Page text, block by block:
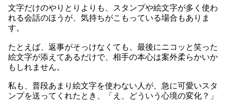
文字だけのやりとりよりも、スタンプや絵文字が多く使わ
れる会話のほうが、気持ちがこもっている場合もありま
す。
たとえば、返事がそっけなくても、最後にニコッと笑った
絵文字が添えてあるだけで、相手の本心は案外柔らかいか
もしれません。
私も、普段あまり絵文字を使わない人が、急に可愛いスタ
ンプを送ってくれたとき、「え、どういう心境の変化？」